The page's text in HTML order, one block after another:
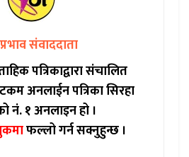
संवाददाता
पत्रिकाद्वारा संचालित
अनलाईन पत्रिका सिरहा
नं. १ अनलाइन हो ।
फल्लो गर्न सक्नुहुन्छ ।